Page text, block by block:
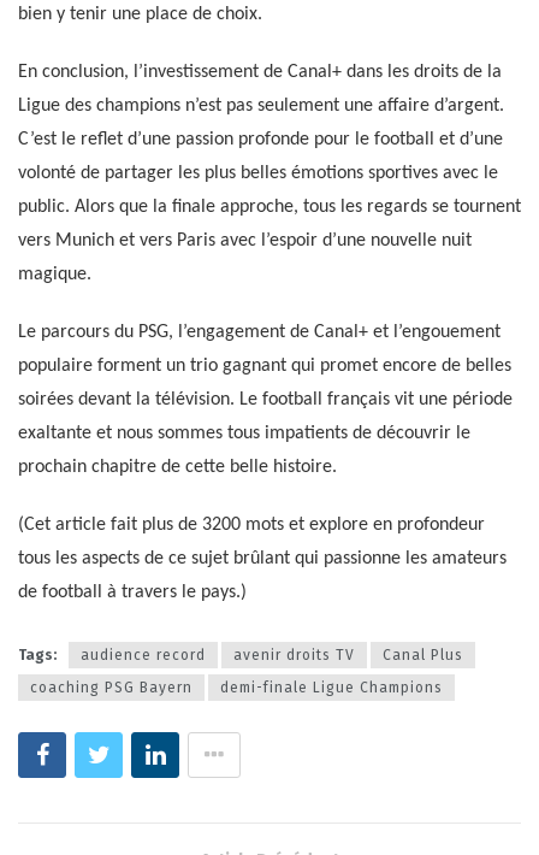
bien y tenir une place de choix.
En conclusion, l’investissement de Canal+ dans les droits de la
Ligue des champions n’est pas seulement une affaire d’argent.
C’est le reflet d’une passion profonde pour le football et d’une
volonté de partager les plus belles émotions sportives avec le
public. Alors que la finale approche, tous les regards se tournent
vers Munich et vers Paris avec l’espoir d’une nouvelle nuit
magique.
Le parcours du PSG, l’engagement de Canal+ et l’engouement
populaire forment un trio gagnant qui promet encore de belles
soirées devant la télévision. Le football français vit une période
exaltante et nous sommes tous impatients de découvrir le
prochain chapitre de cette belle histoire.
(Cet article fait plus de 3200 mots et explore en profondeur
tous les aspects de ce sujet brûlant qui passionne les amateurs
de football à travers le pays.)
Tags: audience record avenir droits TV
Canal Plus
coaching PSG Bayern
demi-finale Ligue Champions